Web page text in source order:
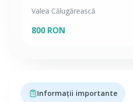
Valea Călugărească
800 RON
Informații importante